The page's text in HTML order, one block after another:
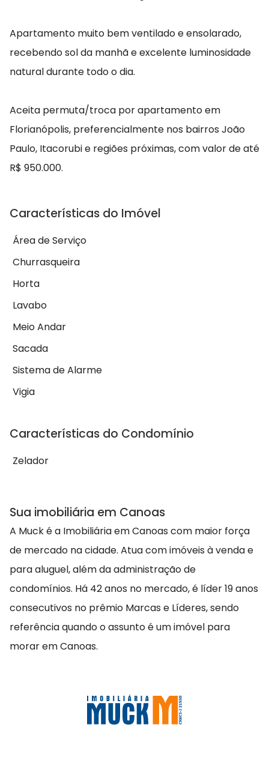
Apartamento muito bem ventilado e ensolarado,
recebendo sol da manhã e excelente luminosidade
natural durante todo o dia.
Aceita permuta/troca por apartamento em
Florianópolis, preferencialmente nos bairros João
Paulo, Itacorubi e regiões próximas, com valor de até
R$ 950.000.
Características do Imóvel
Área de Serviço
Churrasqueira
Horta
Lavabo
Meio Andar
Sacada
Sistema de Alarme
Vigia
Características do Condomínio
Zelador
Sua imobiliária em Canoas
A Muck é a Imobiliária em Canoas com maior força
de mercado na cidade. Atua com imóveis à venda e
para aluguel, além da administração de
condomínios. Há 42 anos no mercado, é líder 19 anos
consecutivos no prêmio Marcas e Líderes, sendo
referência quando o assunto é um imóvel para
morar em Canoas.